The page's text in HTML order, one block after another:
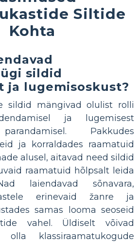
Siltide
Kohta
sildid
ja lugemisoskust?
sildid mängivad olulist rolli
ja lugemisest
Pakkudes
ja korraldades raamatuid
alusel, aitavad need sildid
raamatuid hõlpsalt leida
laiendavad sõnavara,
erinevaid žanre ja
samas looma seoseid
vahel. Üldiselt võivad
olla klassiraamatukogude